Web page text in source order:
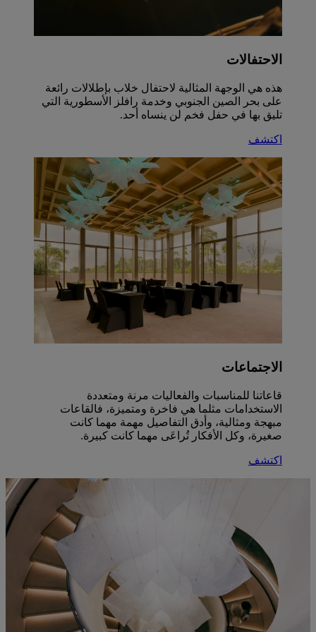
الاحتفالات
هذه هي الوجهة المثالية لاحتفال خلاب بإطلالات رائعة
على بحر الصين الجنوبي وخدمة رافلز الأسطورية التي
تليق بها في حفل فخم لن ينساه أحد.
اكتشف
الاجتماعات
قاعاتنا للمناسبات والفعاليات مرنة ومتعددة
الاستخدامات مثلما هي فاخرة ومتميزة، فالقاعات
مبهجة ومثالية، وأدق التفاصيل مهمة مهما كانت
صغيرة، وكل الأفكار تُراعَى مهما كانت كبيرة.
اكتشف